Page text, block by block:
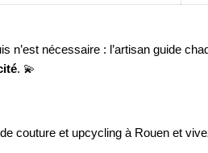
n’est nécessaire : l’artisan guide
. 💫
couture et upcycling à Rouen et